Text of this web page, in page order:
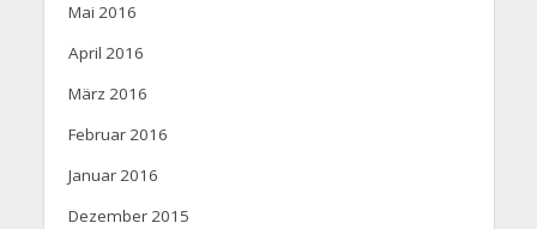
Mai 2016
April 2016
März 2016
Februar 2016
Januar 2016
Dezember 2015